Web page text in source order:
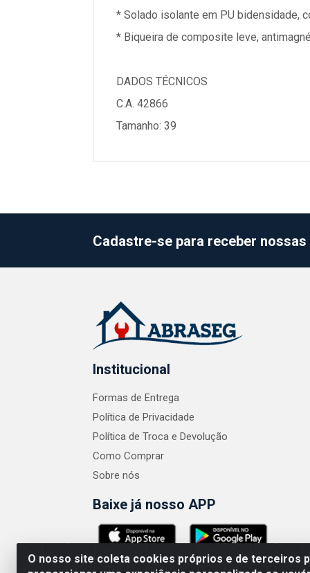
* Solado isolante em PU bidensidade,
* Biqueira de composite leve,
DADOS TÉCNICOS
C.A. 42866
Tamanho: 39
O nosso site coleta cookies próprios e de terceiros
Cadastre-se para receber
Institucional
Formas de Entrega
Política de Privacidade
Política de Troca e Devolução
Como Comprar
Sobre nós
Baixe já nosso APP